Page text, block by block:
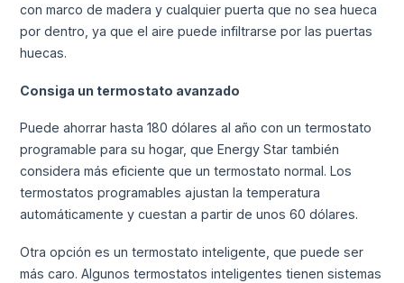
con marco de madera y cualquier puerta que no sea hueca
por dentro, ya que el aire puede infiltrarse por las puertas
huecas.
Consiga un termostato avanzado
Puede ahorrar hasta 180 dólares al año con un termostato
programable para su hogar, que Energy Star también
considera más eficiente que un termostato normal. Los
termostatos programables ajustan la temperatura
automáticamente y cuestan a partir de unos 60 dólares.
Otra opción es un termostato inteligente, que puede ser
más caro. Algunos termostatos inteligentes tienen sistemas